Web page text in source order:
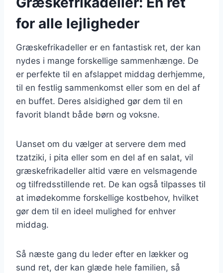
for alle lejligheder
Græskefrikadeller er en fantastisk ret, der kan
nydes i mange forskellige sammenhænge. De
er perfekte til en afslappet middag derhjemme,
til en festlig sammenkomst eller som en del af
en buffet. Deres alsidighed gør dem til en
favorit blandt både børn og voksne.
Uanset om du vælger at servere dem med
tzatziki, i pita eller som en del af en salat, vil
græskefrikadeller altid være en velsmagende
og tilfredsstillende ret. De kan også tilpasses til
at imødekomme forskellige kostbehov, hvilket
gør dem til en ideel mulighed for enhver
middag.
Så næste gang du leder efter en lækker og
sund ret, der kan glæde hele familien, så